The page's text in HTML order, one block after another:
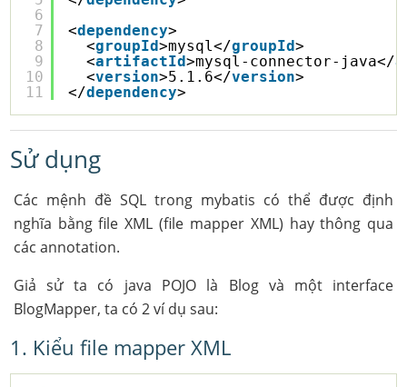
6
7
8
9
10
11
<dependency>
<groupId>mysql</groupId>
<artifactId>mysql-connector-java</
<version>5.1.6</version>
</dependency>
Sử dụng
Các mệnh đề SQL trong mybatis có thể được định
nghĩa bằng file XML (file mapper XML) hay thông qua
các annotation.
Giả sử ta có java POJO là Blog và một interface
BlogMapper, ta có 2 ví dụ sau:
1. Kiểu file mapper XML